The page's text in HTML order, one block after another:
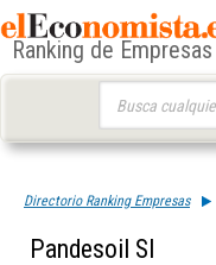
Ranking de Empresas
Directorio Ranking Empresas
Pandesoil Sl